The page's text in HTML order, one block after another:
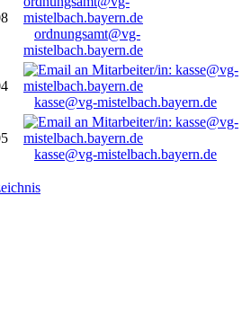
ordnungsamt@vg-
mistelbach.bayern.de
kasse@vg-mistelbach.bayern.de
kasse@vg-mistelbach.bayern.de